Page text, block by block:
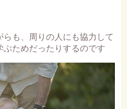
も、周りの人にも協力して
ためだったりするのです